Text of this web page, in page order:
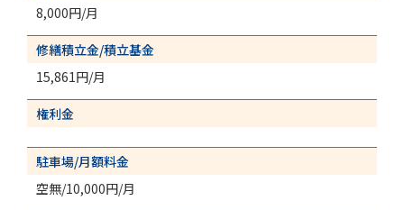
8,000円/月
修繕積立金/積立基金
15,861円/月
権利金
駐車場/月額料金
空無/10,000円/月